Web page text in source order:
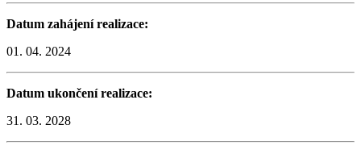
Datum zahájení realizace:
01. 04. 2024
Datum ukončení realizace:
31. 03. 2028